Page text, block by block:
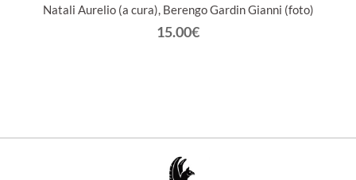
Natali Aurelio (a cura), Berengo Gardin Gianni (foto)
15.00€